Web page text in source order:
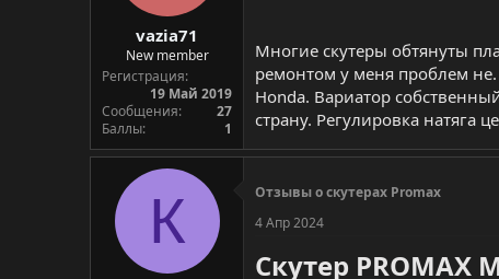
vazia71
New member
Регистрация
19 Май 2019
Сообщения
27
Баллы
1
Многие скутеры обтянуты
ремонтом у меня проблем не.
Honda. Вариатор
страну. Регулировка натяга
К
Отзывы о скутерах Promax
4 Апр 2024
Скутер PROMAX